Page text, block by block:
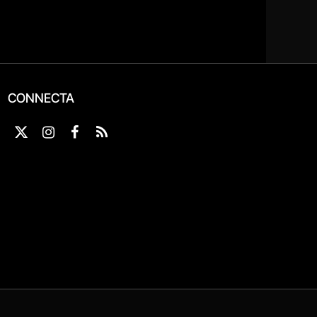
CONNECTA
X
InstagramFacebook
RSS